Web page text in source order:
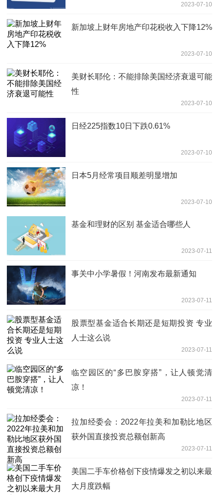
2023-07-10
新加坡上财年房地产印花税收入下降12%
2023-07-10
美财长耶伦：不能排除美国经济衰退可能
性
2023-07-10
日经225指数10日下跌0.61%
2023-07-10
日本5月经常项目顺差明显增加
2023-07-10
基金和理财的区别 基金适合哪些人
2023-07-11
事关中小学暑假！河南发布最新通知
2023-07-11
股票型基金适合长期还是短期投资 专业
人士这么说
2023-07-11
临空园区的“多巴胺穿搭”，让人顿觉清
凉！
2023-07-11
拉加经委会：2022年拉美和加勒比地区
获外国直接投资总额创新高
2023-07-11
美国二手车价格创下疫情爆发之初以来最
大月度跌幅